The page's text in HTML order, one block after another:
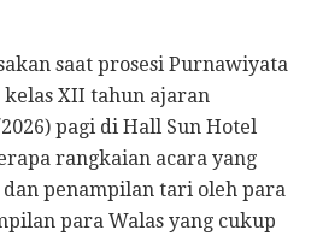
saat prosesi Purnawiyata
kelas XII tahun ajaran
pagi di Hall Sun Hotel
rangkaian acara yang
penampilan tari oleh para
para Walas yang cukup